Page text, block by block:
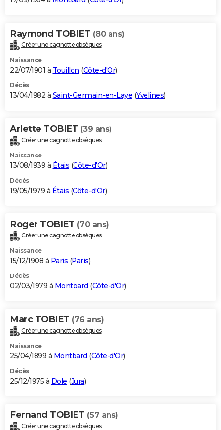
Raymond TOBIET (80 ans)
Créer une cagnotte obsèques
Naissance
22/07/1901 à Touillon (Côte-d'Or)
Décès
13/04/1982 à Saint-Germain-en-Laye (Yvelines)
Arlette TOBIET (39 ans)
Créer une cagnotte obsèques
Naissance
13/08/1939 à Étais (Côte-d'Or)
Décès
19/05/1979 à Étais (Côte-d'Or)
Roger TOBIET (70 ans)
Créer une cagnotte obsèques
Naissance
15/12/1908 à Paris (Paris)
Décès
02/03/1979 à Montbard (Côte-d'Or)
Marc TOBIET (76 ans)
Créer une cagnotte obsèques
Naissance
25/04/1899 à Montbard (Côte-d'Or)
Décès
25/12/1975 à Dole (Jura)
Fernand TOBIET (57 ans)
Créer une cagnotte obsèques